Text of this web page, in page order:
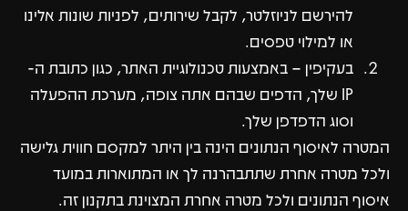
להירשם לניוזלטר, לקבל שירותים, לפניות שונות אלינו
או למילוי טפסים.
בעקיפין – באמצעות טכנולוגיית האתר, כגון כתובת ה-
IP שלך, הדפים שבהם אתה צופה, מערכת ההפעלה
וסוג הדפדפן שלך.
המטרה לאיסוף הנתונים הינה בין היתר למקסם חווית גלישה
ולכל מטרה אחרת שתתבהרנה לך או המתוארות במועד
איסוף הנתונים ולכל מטרה אחרת המצוינת בתקנון זה.